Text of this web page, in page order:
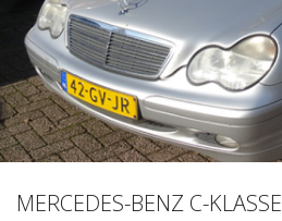
MERCEDES-BENZ C-KLASSE